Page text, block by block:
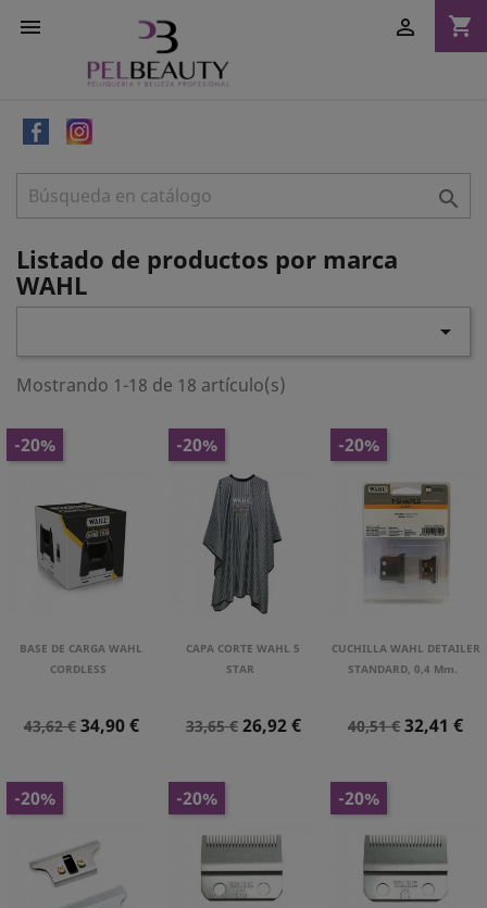
 shopping_cart


Listado de productos por marca
WAHL

Mostrando 1-18 de 18 artículo(s)
BASE DE CARGA WAHL
CORDLESS
Precio
43,62 € Precio
34,90 €
-20%
CAPA CORTE WAHL 5
STAR
Precio
33,65 € Precio
26,92 €
-20%
CUCHILLA WAHL DETAILER
STANDARD, 0,4 Mm.
Precio
40,51 € Precio
32,41 €
-20%
-20% -20% -20%